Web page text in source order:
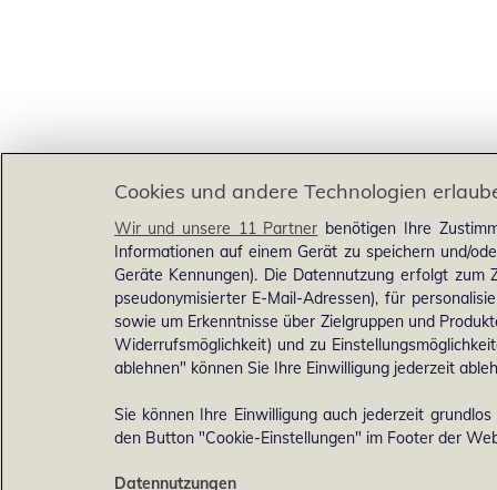
Cookies und andere Technologien
Wir und unsere 11 Partner benötigen Ihre
Informationen auf einem Gerät zu speichern und/
Geräte Kennungen). Die Datennutzung erfolgt
pseudonymisierter E-Mail-Adressen), für
sowie um Erkenntnisse über Zielgruppen und
Widerrufsmöglichkeit) und zu
ablehnen" können Sie Ihre Einwilligung jederzeit
Sie können Ihre Einwilligung auch jederzeit
den Button "Cookie-Einstellungen" im Footer der
Datennutzungen